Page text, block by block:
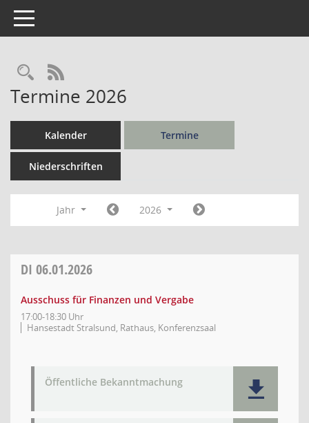
Toggle navigation
Rechercheauswahl
RSS-Feed
Termine 2026
Kalender Termine
Niederschriften
Jahr 2026
DI 06.01.2026
Ausschuss für Finanzen und Vergabe
17:00-18:30 Uhr
Hansestadt Stralsund, Rathaus, Konferenzsaal
Öffentliche Bekanntmachung